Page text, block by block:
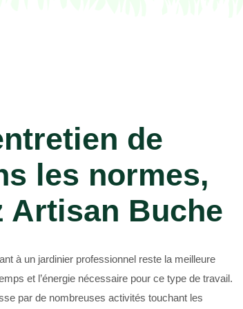
de
les normes,
Artisan Buche
à un jardinier professionnel reste la meilleure
et l’énergie nécessaire pour ce type de travail.
par de nombreuses activités touchant les